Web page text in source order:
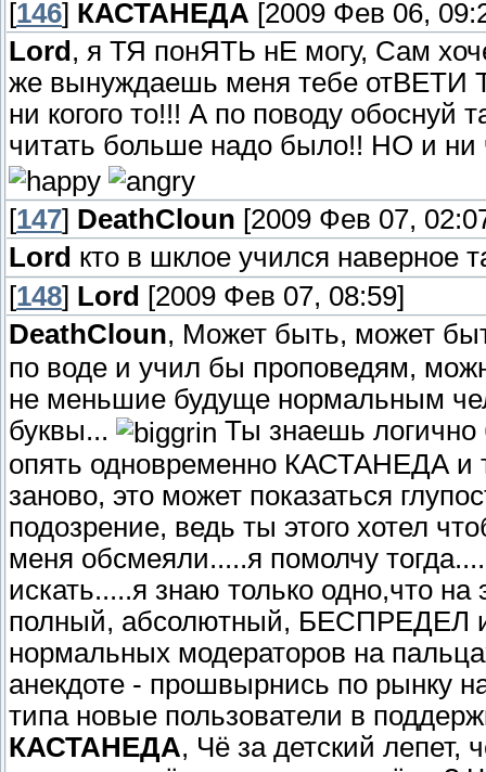
[146] КАСТАНЕДА [2009 Фев 06,
Lord , я ТЯ понЯТЬ нЕ могу, Сам
же вынуждаешь меня тебе отВЕТИ
ни когого то!!! А по поводу обоснуй
читать больше надо было!! НО и
[147] DeathCloun [2009 Фев 07,
Lord кто в шклое учился наверное
[148] Lord [2009 Фев 07, 08:59]
DeathCloun, Может быть, может
по воде и учил бы проповедям,
не меньшие будуще нормальным
буквы...
Ты знаешь логично
опять одновременно КАСТАНЕДА и
заново, это может показаться
подозрение, ведь ты этого хотел
меня обсмеяли.....я помолчу
искать.....я знаю только одно,что
полный, абсолютный, БЕСПРЕДЕЛ и
нормальных модераторов на
анекдоте - прошвырнись по рынку
типа новые пользователи в
КАСТАНЕДА, Чё за детский лепет,